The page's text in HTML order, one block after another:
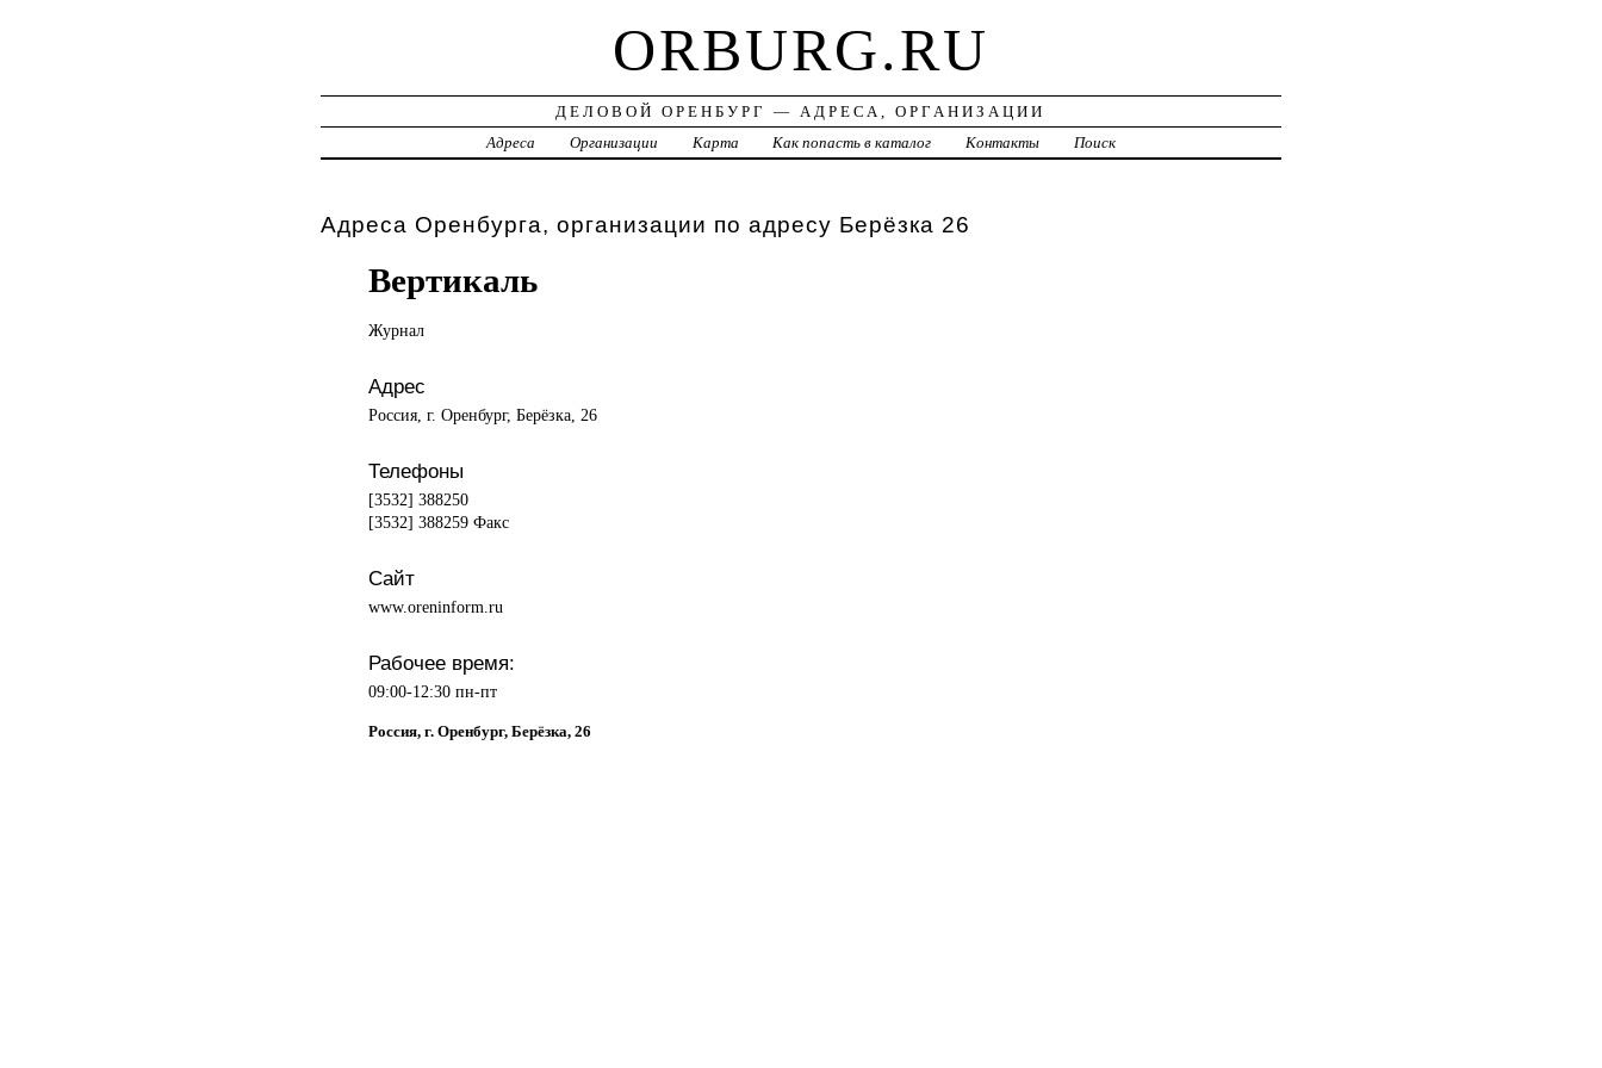
ORBURG.RU
ДЕЛОВОЙ ОРЕНБУРГ — АДРЕСА, ОРГАНИЗАЦИИ
Адреса
Организации Карта Как попасть в каталог Контакты Поиск
Адреса Оренбурга, организации по адресу Берёзка 26
Вертикаль
Журнал
Адрес
Россия, г. Оренбург, Берёзка, 26
Телефоны
[3532] 388250
[3532] 388259 Факс
Сайт
www.oreninform.ru
Рабочее время:
09:00-12:30 пн-пт
Россия, г. Оренбург, Берёзка, 26